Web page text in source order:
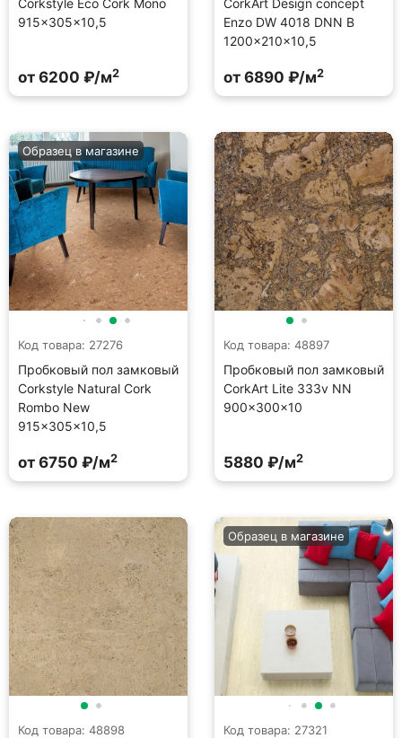
Corkstyle Eco Cork Mono
915×305×10,5
от 6200 ₽/м2
CorkArt Design concept
Enzo DW 4018 DNN B
1200×210×10,5
от 6890 ₽/м2
Код товара: 27276
Пробковый пол замковый
Corkstyle Natural Cork
Rombo New
915×305×10,5
Образец в магазине
от 6750 ₽/м2
Код товара: 48897
Пробковый пол замковый
CorkArt Lite 333v NN
900×300×10
5880 ₽/м2
Код товара: 48898 Код товара: 27321
Образец в магазине